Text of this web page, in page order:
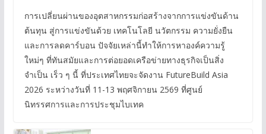
การเปลี่ยนผ่านของอุตสาหกรรมก่อสร้างจากการแข่งขันด้าน
ต้นทุน สู่การแข่งขันด้วย เทคโนโลยี นวัตกรรม ความยั่งยืน
และการลดคาร์บอน ปัจจัยเหล่านี้ทำให้การหาองค์ความรู้
ใหม่ๆ ที่ทันสมัยและการต่อยอดเครือข่ายทางธุรกิจเป็นสิ่ง
จำเป็น เร็ว ๆ นี้ ที่ประเทศไทยจะจัดงาน FutureBuild Asia
2026 ระหว่างวันที่ 11-13 พฤศจิกายน 2569 ที่ศูนย์
นิทรรศการและการประชุมไบเทค